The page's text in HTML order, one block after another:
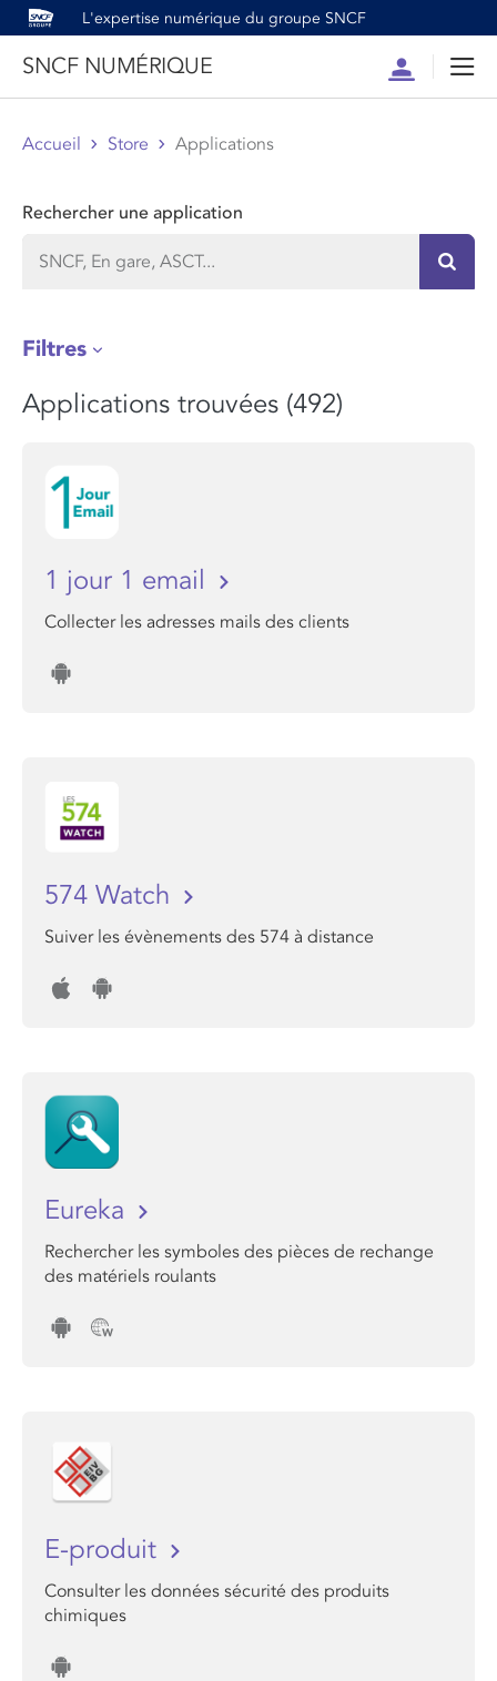
L'expertise numérique du groupe SNCF
SNCF NUMÉRIQUE
Compte
Accueil Store Applications
Rechercher une application
Filtres
Applications trouvées (492)
1 jour 1 email
Collecter les adresses mails des clients
574 Watch
Suiver les évènements des 574 à distance
Eureka
Rechercher les symboles des pièces de rechange
des matériels roulants
E-produit
Consulter les données sécurité des produits
chimiques